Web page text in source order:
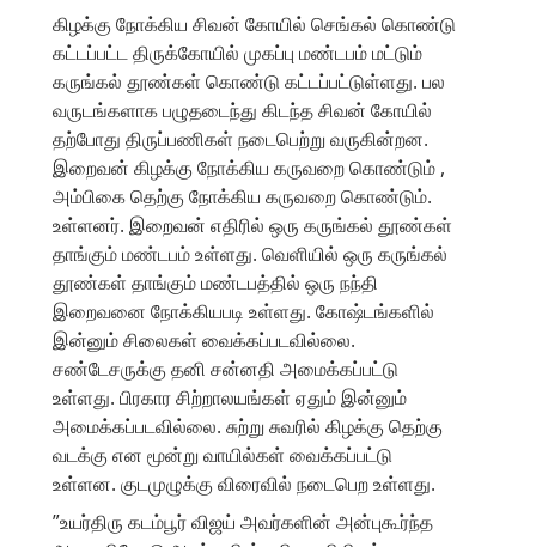
கிழக்கு நோக்கிய சிவன் கோயில் செங்கல் கொண்டு
கட்டப்பட்ட திருக்கோயில் முகப்பு மண்டபம் மட்டும்
கருங்கல் தூண்கள் கொண்டு கட்டப்பட்டுள்ளது. பல
வருடங்களாக பழுதடைந்து கிடந்த சிவன் கோயில்
தற்போது திருப்பணிகள் நடைபெற்று வருகின்றன.
இறைவன் கிழக்கு நோக்கிய கருவறை கொண்டும் ,
அம்பிகை தெற்கு நோக்கிய கருவறை கொண்டும்.
உள்ளனர். இறைவன் எதிரில் ஒரு கருங்கல் தூண்கள்
தாங்கும் மண்டபம் உள்ளது. வெளியில் ஒரு கருங்கல்
தூண்கள் தாங்கும் மண்டபத்தில் ஒரு நந்தி
இறைவனை நோக்கியபடி உள்ளது. கோஷ்டங்களில்
இன்னும் சிலைகள் வைக்கப்படவில்லை.
சண்டேசருக்கு தனி சன்னதி அமைக்கப்பட்டு
உள்ளது. பிரகார சிற்றாலயங்கள் ஏதும் இன்னும்
அமைக்கப்படவில்லை. சுற்று சுவரில் கிழக்கு தெற்கு
வடக்கு என மூன்று வாயில்கள் வைக்கப்பட்டு
உள்ளன. குடமுழுக்கு விரைவில் நடைபெற உள்ளது.
”உயர்திரு கடம்பூர் விஜய் அவர்களின் அன்புகூர்ந்த